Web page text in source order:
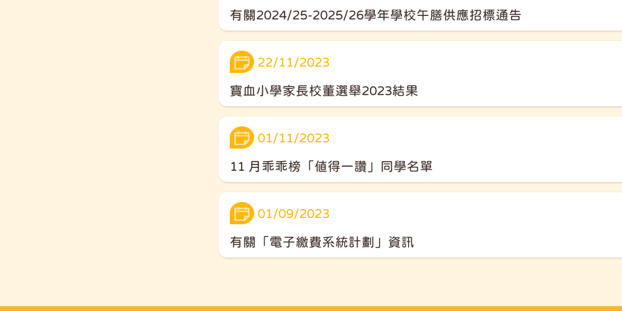
有關2024/25-2025/26學年學校午膳供應招標通告
22/11/2023
寶血小學家長校董選舉2023結果
01/11/2023
11 月乖乖榜「值得一讚」同學名單
01/09/2023
有關「電子繳費系統計劃」資訊